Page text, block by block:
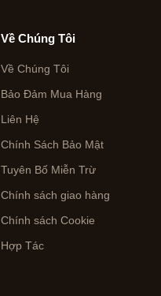
Về Chúng Tôi
Về Chúng Tôi
Bảo Đảm Mua Hàng
Liên Hệ
Chính Sách Bảo Mật
Tuyên Bố Miễn Trừ
Chính sách giao hàng
Chính sách Cookie
Hợp Tác